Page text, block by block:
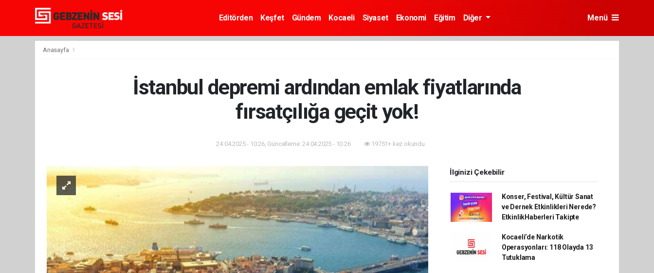
Editörden Keşfet Gündem Kocaeli Siyaset Ekonomi Eğitim Diğer Menü
Anasayfa
İstanbul depremi ardından emlak fiyatlarında
fırsatçılığa geçit yok!
24.04.2025 - 10:26, Güncelleme: 24.04.2025 - 10:26 19751+ kez okundu.
İlginizi Çekebilir
Konser, Festival, Kültür Sanat
ve Dernek Etkinlikleri Nerede?
EtkinlikHaberleri Takipte
Kocaeli’de Narkotik
Operasyonları: 118 Olayda 13
Tutuklama